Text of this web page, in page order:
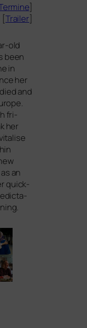
]
[Trailer]
old
been
in
her
and
fri­
her
an
quick­